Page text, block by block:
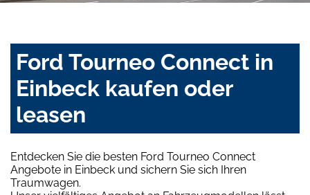
Ford Tourneo Connect in
Einbeck kaufen oder
leasen
Entdecken Sie die besten Ford Tourneo Connect
Angebote in Einbeck und sichern Sie sich Ihren
Traumwagen.